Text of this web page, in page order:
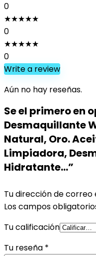
0
★★★★★
0
★★★★★
0
Write a review
Aún no hay reseñas.
Se el primero en
Desmaquillante
Natural, Oro.
Limpiadora,
Hidratante…”
Tu dirección de
Los campos
Tu calificación
Tu reseña *